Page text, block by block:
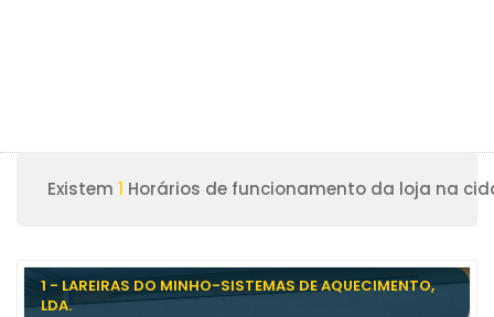
Existem 1 Horários de funcionamento da loja na
1 - LAREIRAS DO MINHO-SISTEMAS DE AQUECIMENTO,
LDA.